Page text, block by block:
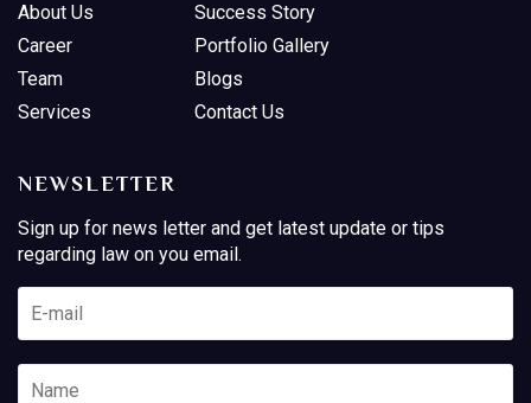
About Us
Career
Team
Services
Success Story
Portfolio Gallery
Blogs
Contact Us
NEWSLETTER
Sign up for news letter and get latest update or tips
regarding law on you email.